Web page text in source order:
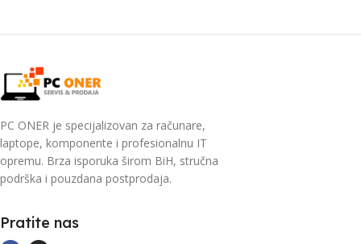
PC ONER je specijalizovan za računare,
laptope, komponente i profesionalnu IT
opremu. Brza isporuka širom BiH, stručna
podrška i pouzdana postprodaja.
Pratite nas